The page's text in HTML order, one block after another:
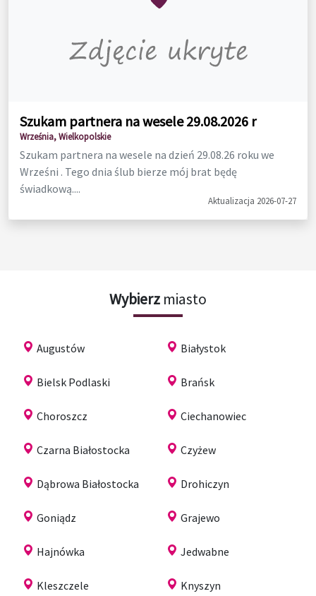
Szukam partnera na wesele 29.08.2026 r
Września, Wielkopolskie
Szukam partnera na wesele na dzień 29.08.26 roku we
Wrześni . Tego dnia ślub bierze mój brat będę
świadkową....
Aktualizacja 2026-07-27
Wybierz miasto
Augustów Białystok
Bielsk Podlaski Brańsk
Choroszcz Ciechanowiec
Czarna Białostocka Czyżew
Dąbrowa Białostocka Drohiczyn
Goniądz Grajewo
Hajnówka Jedwabne
Kleszczele Knyszyn